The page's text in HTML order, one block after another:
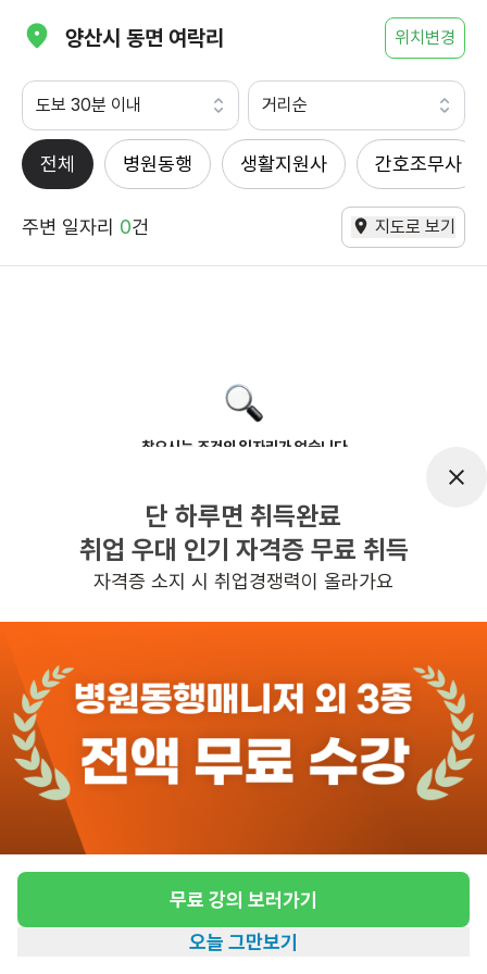
양산시 동면 여락리 위치변경
도보 30분 이내 거리순
전체 병원동행 생활지원사 간호조무사
주변 일자리 0건 지도로 보기
찾으시는 조건의 일자리가 없습니다
반경 3KM 이내의 일자리 확인하기
단 하루면 취득완료
취업 우대 인기 자격증 무료 취득
자격증 소지 시 취업경쟁력이 올라가요
무료 강의 보러가기
오늘 그만보기